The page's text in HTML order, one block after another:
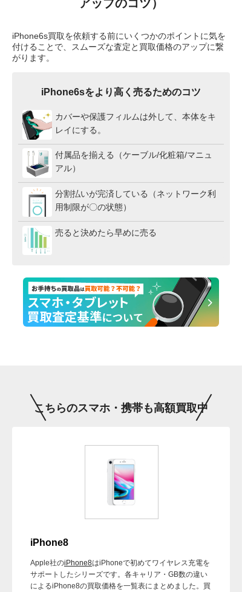
アップのコツ）
iPhone6s買取を依頼する前にいくつかのポイントに気を
付けることで、スムーズな査定と買取価格のアップに繋
がります。
iPhone6sをより高く売るためのコツ
カバーや保護フィルムは外して、本体をキ
レイにする。
付属品を揃える（ケーブル/化粧箱/マニュ
アル）
分割払いが完済している（ネットワーク利
用制限が〇の状態）
売ると決めたら早めに売る
こちらのスマホ・携帯も高額買取中
iPhone8
Apple社のiPhone8はiPhoneで初めてワイヤレス充電を
サポートしたシリーズです。各キャリア・GB数の違い
によるiPhone8の買取価格を一覧表にまとめました。買